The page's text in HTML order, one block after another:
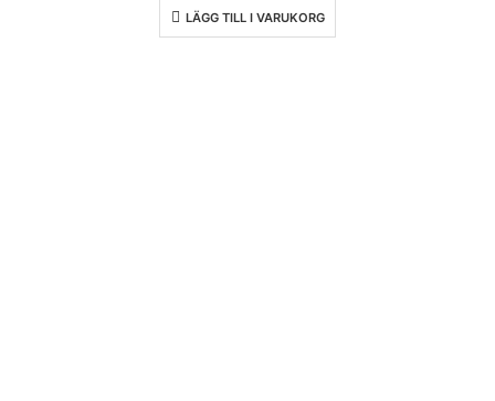
LÄGG TILL I VARUKORG